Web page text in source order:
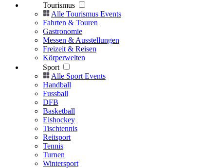
Tourismus
Alle Tourismus Events
Fahrten & Touren
Gastronomie
Messen & Ausstellungen
Freizeit & Reisen
Körperwelten
Sport
Alle Sport Events
Handball
Fussball
DFB
Basketball
Eishockey
Tischtennis
Reitsport
Tennis
Turnen
Wintersport